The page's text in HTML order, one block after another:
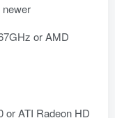
newer
or AMD
or ATI Radeon HD